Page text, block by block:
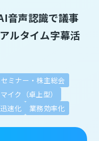
音声認識で議事
ルタイム字幕活
セミナー・株主総会
イク（卓上型）
速化 業務効率化